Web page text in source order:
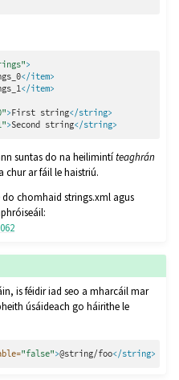
>
</item>
</item>
>First string</string>
>Second string</string>
suntas do na heilimintíteaghrán
chur ar fáil le haistriú.
chomhaid strings.xml agus
is féidir iad seo a mharcáil mar
úsáideach go háirithe le
"false">@string/foo</string>